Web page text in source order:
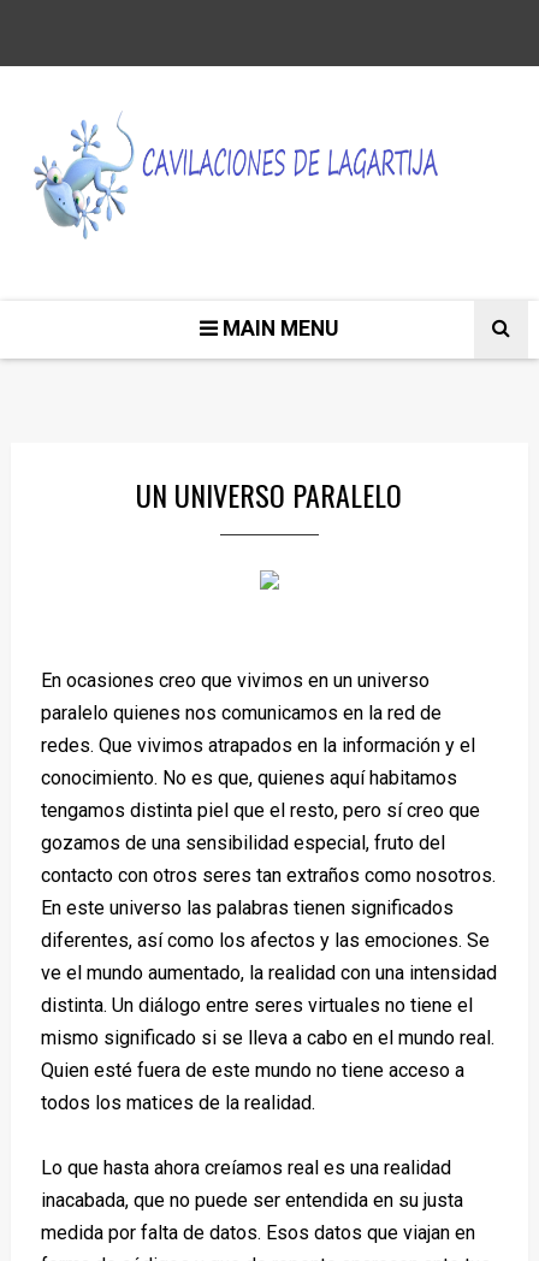
MAIN MENU
UN UNIVERSO PARALELO
En ocasiones creo que vivimos en un universo
paralelo quienes nos comunicamos en la red de
redes. Que vivimos atrapados en la información y el
conocimiento. No es que, quienes aquí habitamos
tengamos distinta piel que el resto, pero sí creo que
gozamos de una sensibilidad especial, fruto del
contacto con otros seres tan extraños como nosotros.
En este universo las palabras tienen significados
diferentes, así como los afectos y las emociones. Se
ve el mundo aumentado, la realidad con una intensidad
distinta. Un diálogo entre seres virtuales no tiene el
mismo significado si se lleva a cabo en el mundo real.
Quien esté fuera de este mundo no tiene acceso a
todos los matices de la realidad.
Lo que hasta ahora creíamos real es una realidad
inacabada, que no puede ser entendida en su justa
medida por falta de datos. Esos datos que viajan en